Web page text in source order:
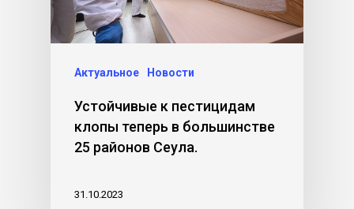
Актуальное Новости
Устойчивые к пестицидам
клопы теперь в большинстве
25 районов Сеула.
31.10.2023